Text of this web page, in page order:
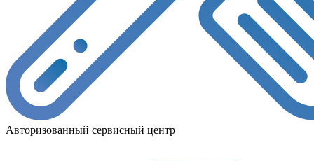
Авторизованный сервисный центр